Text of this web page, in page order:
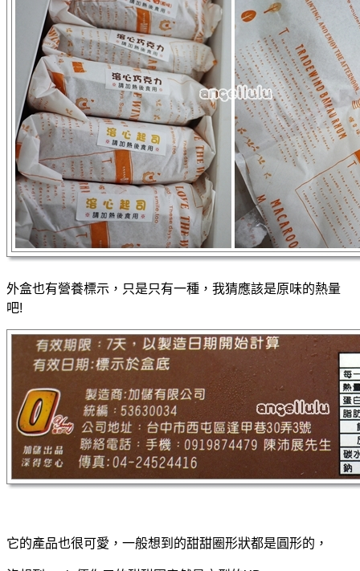
外盒也有營養標示，只是只有一種，我猜應該是原味的熱量
吧!
它的產品也很可愛，一般想到的甜甜圈形狀都是圓形的，